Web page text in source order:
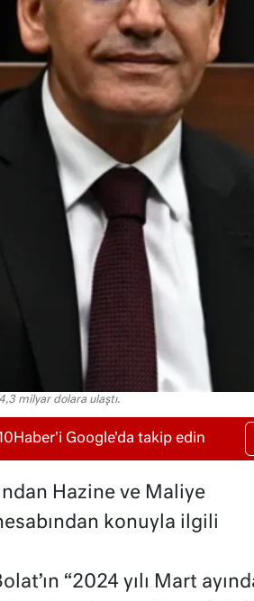
milyar dolara ulaştı.
Google'da takip edin
Hazine ve Maliye
konuyla ilgili
“2024 yılı Mart